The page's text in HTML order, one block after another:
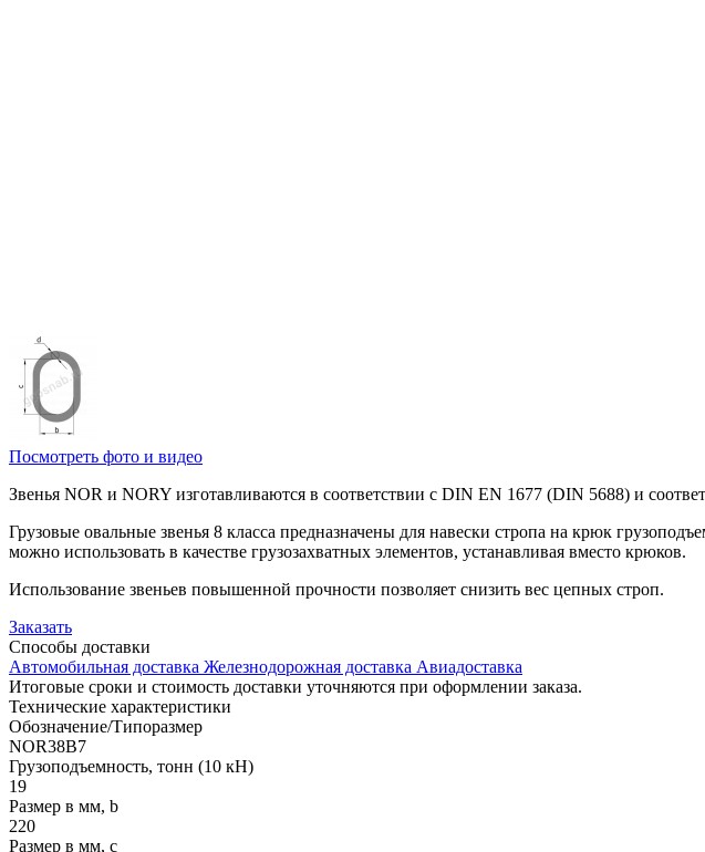
Посмотреть фото и видео
Звенья NOR и NORY изготавливаются в соответствии с DIN EN 1677 (DIN 5688) и
Грузовые овальные звенья 8 класса предназначены для навески стропа на крюк
можно использовать в качестве грузозахватных элементов, устанавливая вместо крюков.
Использование звеньев повышенной прочности позволяет снизить вес цепных строп.
Заказать
Способы доставки
Автомобильная доставка Железнодорожная доставка Авиадоставка
Итоговые сроки и стоимость доставки уточняются при оформлении заказа.
Технические характеристики
Обозначение/Типоразмер
NOR38B7
Грузоподъемность, тонн (10 кН)
19
Размер в мм, b
220
Размер в мм, c